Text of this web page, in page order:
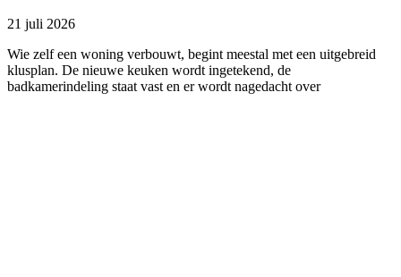
21 juli 2026
Wie zelf een woning verbouwt, begint meestal met een uitgebreid
klusplan. De nieuwe keuken wordt ingetekend, de
badkamerindeling staat vast en er wordt nagedacht over